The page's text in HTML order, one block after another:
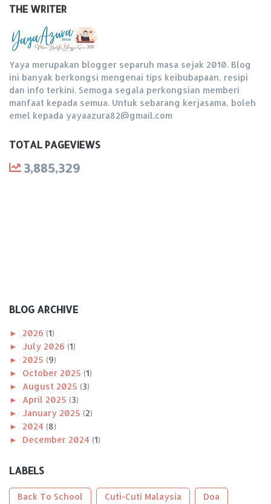
THE WRITER
Yaya merupakan blogger separuh masa sejak 2010. Blog
ini banyak berkongsi mengenai tips keibubapaan, resipi
dan info terkini. Semoga segala perkongsian memberi
manfaat kepada semua. Untuk sebarang kerjasama, boleh
emel kepada yayaazura82@gmail.com
TOTAL PAGEVIEWS
3,885,329
BLOG ARCHIVE
► 2026 (1)
► July 2026 (1)
► 2025 (9)
► October 2025 (1)
► August 2025 (3)
► April 2025 (3)
► January 2025 (2)
► 2024 (8)
► December 2024 (1)
► October 2024
► April 2024 (1)
LABELS
Back To School Cuti-Cuti Malaysia Doa